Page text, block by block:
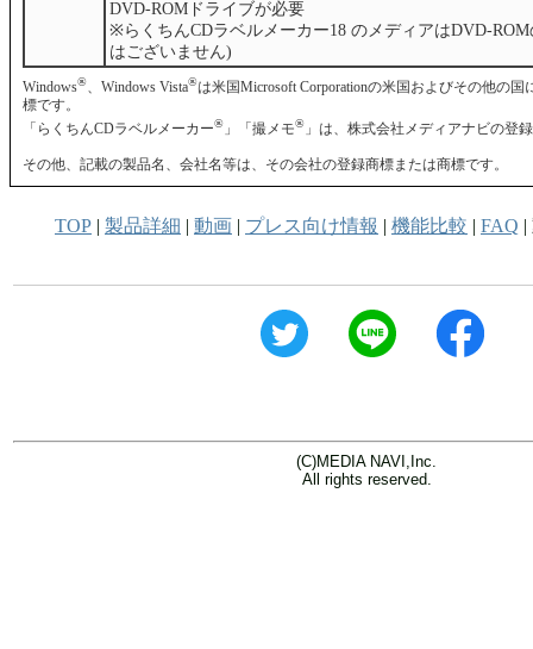
DVD-ROMドライブが必要
※らくちんCDラベルメーカー18 のメディアはDVD-
はございません)
Windows®、Windows Vista®は米国Microsoft Corporationの米国およびその他の
標です。
「らくちんCDラベルメーカー® 」「撮メモ® 」は、株式会社メディアナビの登
その他、記載の製品名、会社名等は、その会社の登録商標または商標です。
TOP | 製品詳細 | 動画 | プレス向け情報 | 機能比較 | FAQ |
(C)MEDIA NAVI,Inc.
All rights reserved.